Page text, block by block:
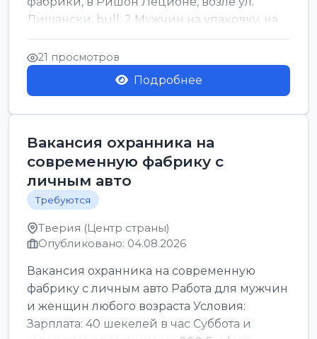
Лищански: bull; 2 Мужчин на упаковку, на
машинку рисовых макоронов...
21 просмотров
Подробнее
Вакансия охранника на
современную фабрику с
личным авто
Требуются
Тверия (Центр страны)
Опубликовано: 04.08.2026
Вакансия охранника на современную
фабрику с личным авто Работа для мужчин
и женщин любого возраста Условия:
Зарплата: 40 шекелей в час Суббота и